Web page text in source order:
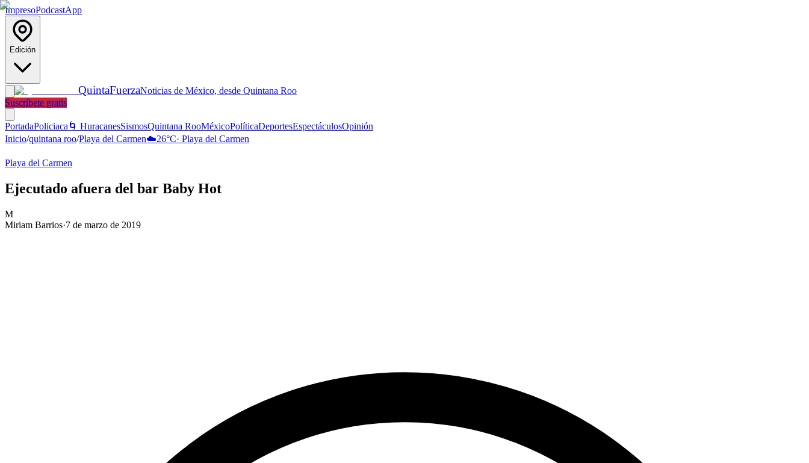
ImpresoPodcastApp
Edición
QuintaFuerzaNoticias de México, desde Quintana Roo
Suscríbete gratis
PortadaPoliciaca 🌀 HuracanesSismosQuintana RooMéxicoPolíticaDeportesEspectáculosOpinión
Inicio/quintana roo/Playa del Carmen☁️26°C· Playa del Carmen
Playa del Carmen
Ejecutado afuera del bar Baby Hot
M
Miriam Barrios·7 de marzo de 2019